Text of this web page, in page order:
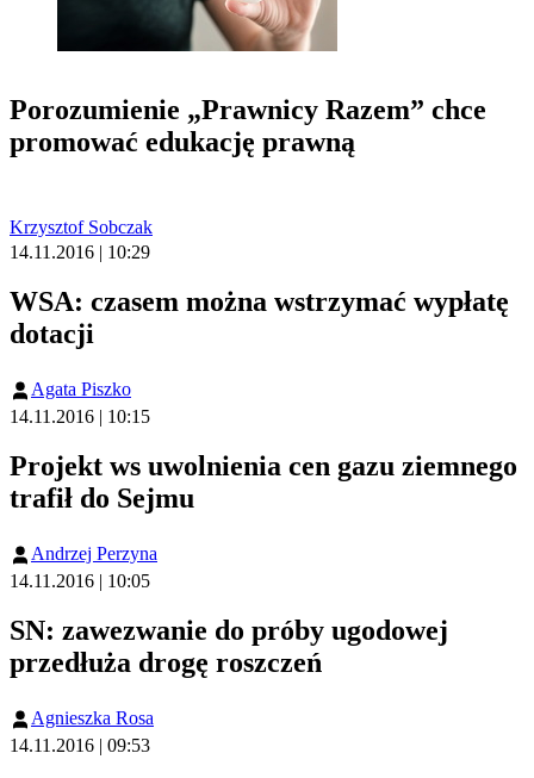
Porozumienie „Prawnicy Razem” chce
promować edukację prawną
Krzysztof Sobczak
14.11.2016 | 10:29
WSA: czasem można wstrzymać wypłatę
dotacji
Agata Piszko
14.11.2016 | 10:15
Projekt ws uwolnienia cen gazu ziemnego
trafił do Sejmu
Andrzej Perzyna
14.11.2016 | 10:05
SN: zawezwanie do próby ugodowej
przedłuża drogę roszczeń
Agnieszka Rosa
14.11.2016 | 09:53